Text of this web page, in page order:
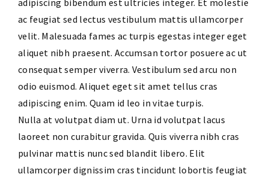
adipiscing bibendum est ultricies integer. Et molestie
ac feugiat sed lectus vestibulum mattis ullamcorper
velit. Malesuada fames ac turpis egestas integer eget
aliquet nibh praesent. Accumsan tortor posuere ac ut
consequat semper viverra. Vestibulum sed arcu non
odio euismod. Aliquet eget sit amet tellus cras
adipiscing enim. Quam id leo in vitae turpis.
Nulla at volutpat diam ut. Urna id volutpat lacus
laoreet non curabitur gravida. Quis viverra nibh cras
pulvinar mattis nunc sed blandit libero. Elit
ullamcorper dignissim cras tincidunt lobortis feugiat